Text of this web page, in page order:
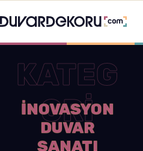
KATEG
ORİ
INOVASYON
DUVAR
SANATI